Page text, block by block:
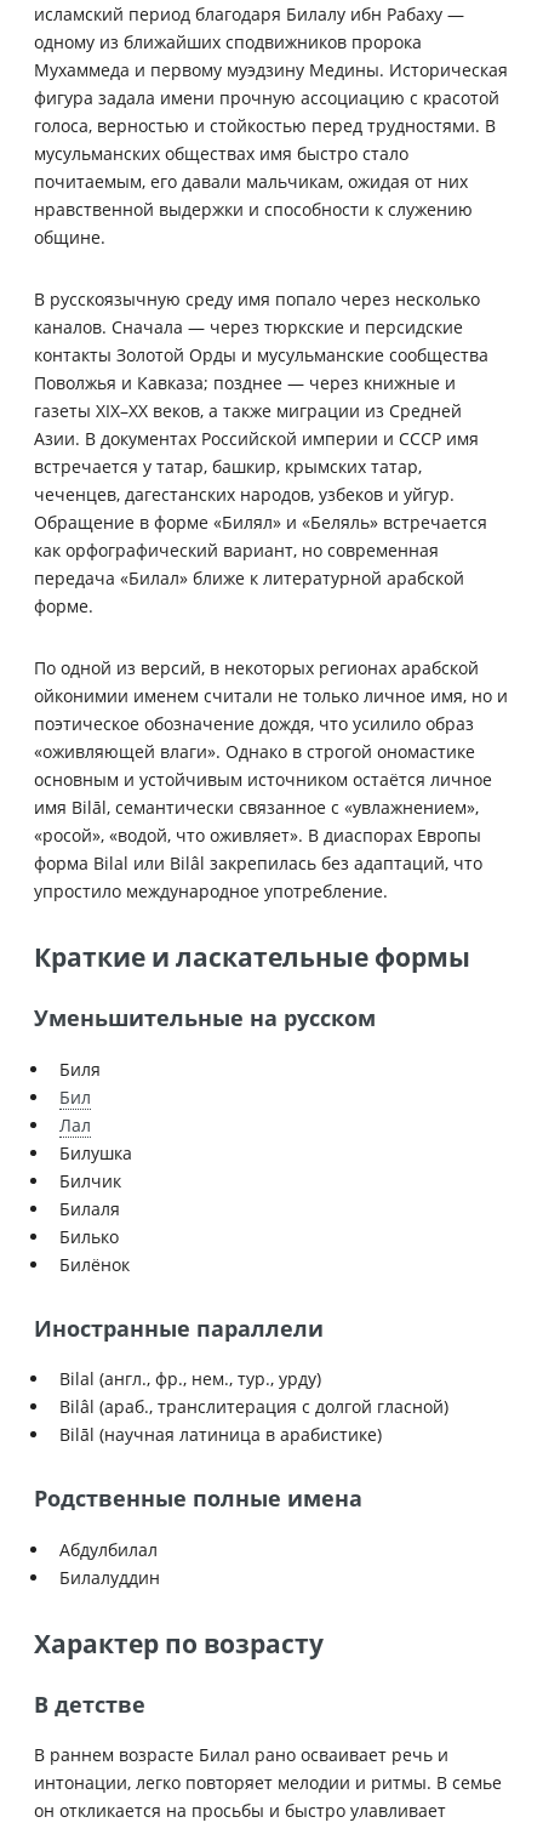
исламский период благодаря Билалу ибн Рабаху —
одному из ближайших сподвижников пророка
Мухаммеда и первому муэдзину Медины. Историческая
фигура задала имени прочную ассоциацию с красотой
голоса, верностью и стойкостью перед трудностями. В
мусульманских обществах имя быстро стало
почитаемым, его давали мальчикам, ожидая от них
нравственной выдержки и способности к служению
общине.
В русскоязычную среду имя попало через несколько
каналов. Сначала — через тюркские и персидские
контакты Золотой Орды и мусульманские сообщества
Поволжья и Кавказа; позднее — через книжные и
газеты XIX–XX веков, а также миграции из Средней
Азии. В документах Российской империи и СССР имя
встречается у татар, башкир, крымских татар,
чеченцев, дагестанских народов, узбеков и уйгур.
Обращение в форме «Билял» и «Беляль» встречается
как орфографический вариант, но современная
передача «Билал» ближе к литературной арабской
форме.
По одной из версий, в некоторых регионах арабской
ойконимии именем считали не только личное имя, но и
поэтическое обозначение дождя, что усилило образ
«оживляющей влаги». Однако в строгой ономастике
основным и устойчивым источником остаётся личное
имя Bilāl, семантически связанное с «увлажнением»,
«росой», «водой, что оживляет». В диаспорах Европы
форма Bilal или Bilâl закрепилась без адаптаций, что
упростило международное употребление.
Краткие и ласкательные формы
Уменьшительные на русском
Биля
Бил
Лал
Билушка
Билчик
Билаля
Билько
Билёнок
Иностранные параллели
Bilal (англ., фр., нем., тур., урду)
Bilâl (араб., транслитерация с долгой гласной)
Bilāl (научная латиница в арабистике)
Родственные полные имена
Абдулбилал
Билалуддин
Характер по возрасту
В детстве
В раннем возрасте Билал рано осваивает речь и
интонации, легко повторяет мелодии и ритмы. В семье
он откликается на просьбы и быстро улавливает